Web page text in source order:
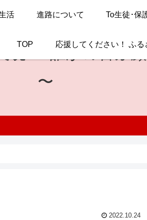
活 進路について To生徒･保
TOP 応援してください！ ふる
〜 誰かの喜ぶ
〜
2022.10.24